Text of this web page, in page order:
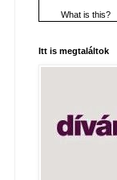
What is this?
Itt is megtaláltok